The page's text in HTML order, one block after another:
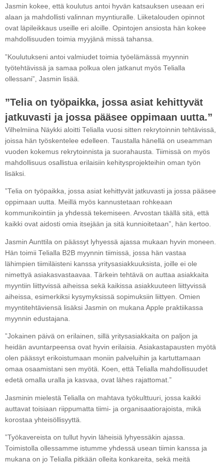
Jasmin kokee, että koulutus antoi hyvän katsauksen useaan eri
alaan ja mahdollisti valinnan myyntiuralle. Liiketalouden opinnot
ovat läpileikkaus useille eri aloille. Opintojen ansiosta hän kokee
mahdollisuuden toimia myyjänä missä tahansa.
”Koulutukseni antoi valmiudet toimia työelämässä myynnin
työtehtävissä ja samaa polkua olen jatkanut myös Telialla
ollessani”, Jasmin lisää.
”Telia on työpaikka, jossa asiat kehittyvät
jatkuvasti ja jossa pääsee oppimaan uutta.”
Vilhelmiina Näykki aloitti Telialla vuosi sitten rekrytoinnin tehtävissä,
joissa hän työskentelee edelleen. Taustalla hänellä on useamman
vuoden kokemus rekrytoinnista ja suorahausta. Tiimissä on myös
mahdollisuus osallistua erilaisiin kehitysprojekteihin oman työn
lisäksi.
”Telia on työpaikka, jossa asiat kehittyvät jatkuvasti ja jossa pääsee
oppimaan uutta. Meillä myös kannustetaan rohkeaan
kommunikointiin ja yhdessä tekemiseen. Arvostan täällä sitä, että
kaikki ovat aidosti omia itsejään ja sitä kunnioitetaan”, hän kertoo.
Jasmin Aunttila on päässyt lyhyessä ajassa mukaan hyvin moneen.
Hän toimii Telialla B2B myynnin tiimissä, jossa hän vastaa
lähimpien tiimiläisteni kanssa yritysasiakkuuksista, joille ei ole
nimettyä asiakasvastaavaa. Tärkein tehtävä on auttaa asiakkaita
myyntiin liittyvissä aiheissa sekä kaikissa asiakkuuteen liittyvissä
aiheissa, esimerkiksi kysymyksissä sopimuksiin liittyen. Omien
myyntitehtäviensä lisäksi Jasmin on mukana Apple praktiikassa
myynnin edustajana.
”Jokainen päivä on erilainen, sillä yritysasiakkaita on paljon ja
heidän avuntarpeensa ovat hyvin erilaisia. Asiakastapausten myötä
olen päässyt erikoistumaan moniin palveluihin ja kartuttamaan
omaa osaamistani sen myötä. Koen, että Telialla mahdollisuudet
edetä omalla uralla ja kasvaa, ovat lähes rajattomat.”
Jasminin mielestä Telialla on mahtava työkulttuuri, jossa kaikki
auttavat toisiaan riippumatta tiimi- ja organisaatiorajoista, mikä
korostaa yhteisöllisyyttä.
”Työkavereista on tullut hyvin läheisiä lyhyessäkin ajassa.
Toimistolla ollessamme istumme yhdessä usean tiimin kanssa ja
mukana on jo Telialla pitkään olleita konkareita, sekä meitä